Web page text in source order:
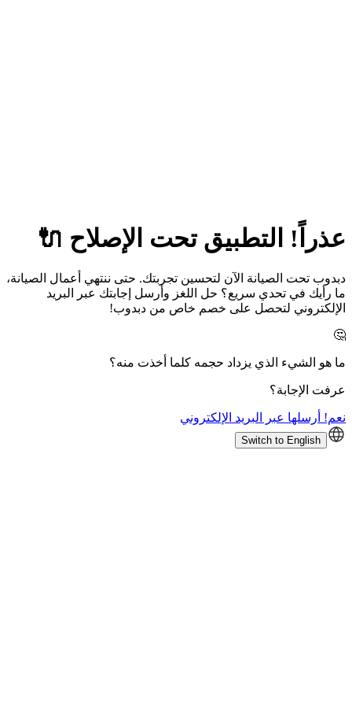
عذراً! التطبيق تحت الإصلاح 🔌
دبدوب تحت الصيانة الآن لتحسين تجربتك. حتى ننتهي أعمال الصيانة،
ما رأيك في تحدي سريع؟ حل اللغز وأرسل إجابتك عبر البريد
الإلكتروني لتحصل على خصم خاص من دبدوب!
🤔
ما هو الشيء الذي يزداد حجمه كلما أخذت منه؟
عرفت الإجابة؟
نعم! أرسلها عبر البريد الإلكتروني
Switch to English